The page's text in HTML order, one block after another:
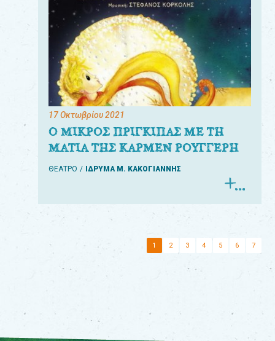
17 Οκτωβρίου 2021
Ο ΜΙΚΡΟΣ ΠΡΙΓΚΙΠΑΣ ΜΕ ΤΗ
ΜΑΤΙΑ ΤΗΣ ΚΑΡΜΕΝ ΡΟΥΓΓΕΡΗ
ΘΕΑΤΡΟ ΙΔΡΥΜΑ Μ. ΚΑΚΟΓΙΑΝΝΗΣ
1 2 3 4 5 6 7